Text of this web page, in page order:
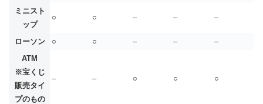
ミニスト
ップ
○ ○ – – –
ローソン ○ ○ – –
–
ATM
※宝くじ
販売タイ
プのもの
– – ○ ○ ○